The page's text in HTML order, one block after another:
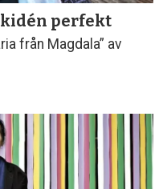
perfekt
från Magdala” av